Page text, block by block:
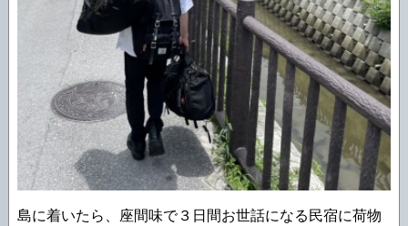
島に着いたら、座間味で３日間お世話になる民宿に荷物